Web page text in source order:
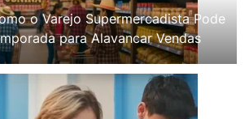
o Varejo Supermercadista Pode
para Alavancar Vendas